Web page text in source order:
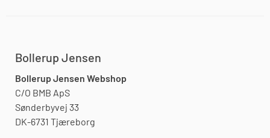
Bollerup Jensen
Bollerup Jensen Webshop
C/O BMB ApS
Sønderbyvej 33
DK-6731 Tjæreborg